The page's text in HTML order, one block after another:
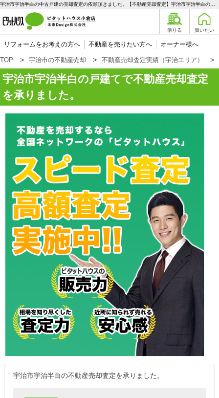
借りる 買いたい
リフォームをお考えの方へ 不動産を売りたい方へ オーナー様へ
TOP 宇治市の不動産売却 不動産売却査定実績（宇治エリア）
宇治市宇治半白の戸建てで不動産売却査定
を承りました。
宇治市宇治半白の不動産売却査定を承りました。